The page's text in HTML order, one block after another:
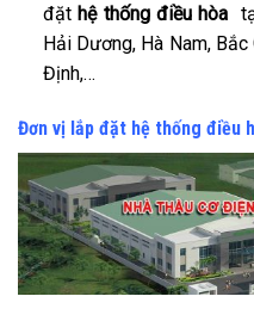
đặthệ thống điều hòa
Hải Dương, Hà Nam, Bắc
Định,…
Đơn vị lắp đặt hệ thống điều